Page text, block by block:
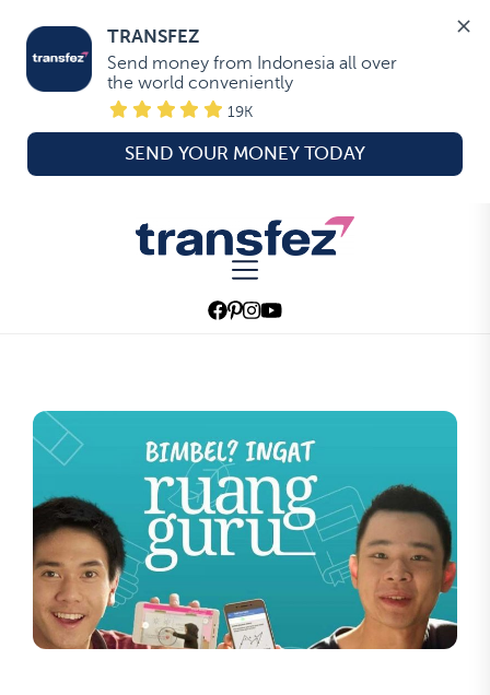
TRANSFEZ
Send money from Indonesia all over
the world conveniently
19K
SEND YOUR MONEY TODAY
Transfez